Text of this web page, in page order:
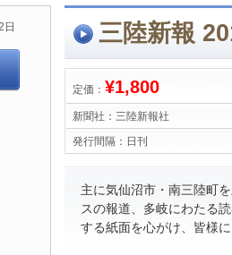
三陸新報
定価： ¥1,800
新聞社： 三陸新報社
発行間隔： 日刊
主に気仙沼市・南三陸町
スの報道、多岐にわたる
する紙面を心がけ、皆様